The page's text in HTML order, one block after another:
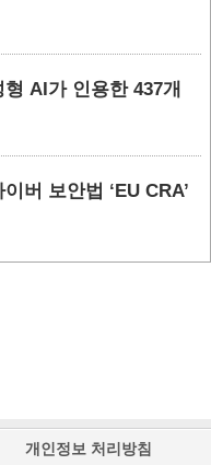
AI가 인용한 437개
버 보안법 ‘EU CRA’
개인정보 처리방침